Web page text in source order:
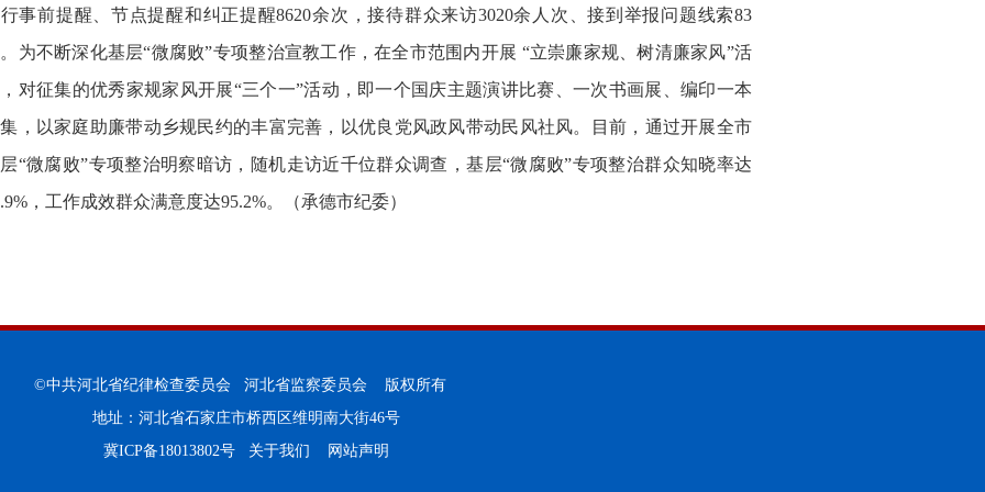
事前提醒、节点提醒和纠正提醒8620余次，接待群众来访3020余人次、接到举报问题线索83
为不断深化基层“微腐败”专项整治宣教工作，在全市范围内开展 “立崇廉家规、树清廉家风”活
对征集的优秀家规家风开展“三个一”活动，即一个国庆主题演讲比赛、一次书画展、编印一本
，以家庭助廉带动乡规民约的丰富完善，以优良党风政风带动民风社风。目前，通过开展全市
“微腐败”专项整治明察暗访，随机走访近千位群众调查，基层“微腐败”专项整治群众知晓率达
，工作成效群众满意度达95.2%。（承德市纪委）
©中共河北省纪律检查委员会 河北省监察委员会 版权所有
地址：河北省石家庄市桥西区维明南大街46号
冀ICP备18013802号
关于我们 网站声明